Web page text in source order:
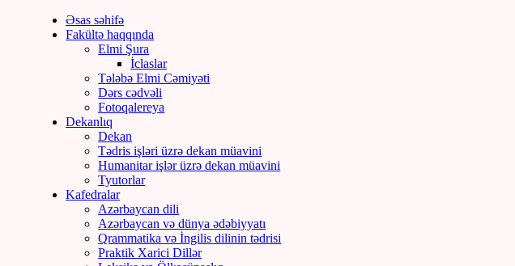
Əsas səhifə
Fakültə haqqında
Elmi Şura
İclaslar
Tələbə Elmi Cəmiyəti
Dərs cədvəli
Fotoqalereya
Dekanlıq
Dekan
Tədris işləri üzrə dekan müavini
Humanitar işlər üzrə dekan müavini
Tyutorlar
Kafedralar
Azərbaycan dili
Azərbaycan və dünya ədəbiyyatı
Qrammatika və İngilis dilinin tədrisi
Praktik Xarici Dillər